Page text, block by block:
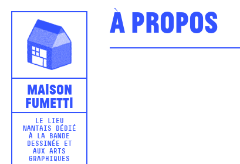
Maison
Fumetti
LE LIEU
NANTAIS DÉDIÉ
À LA BANDE
DESSINÉE ET
AUX ARTS
GRAPHIQUES
À propos